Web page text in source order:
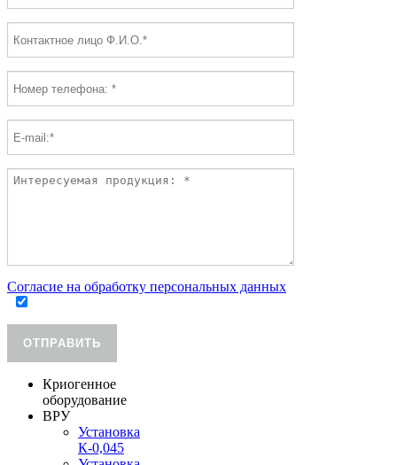
Согласие на обработку персональных данных
ОТПРАВИТЬ
Криогенное
оборудование
ВРУ
Установка
К-0,045